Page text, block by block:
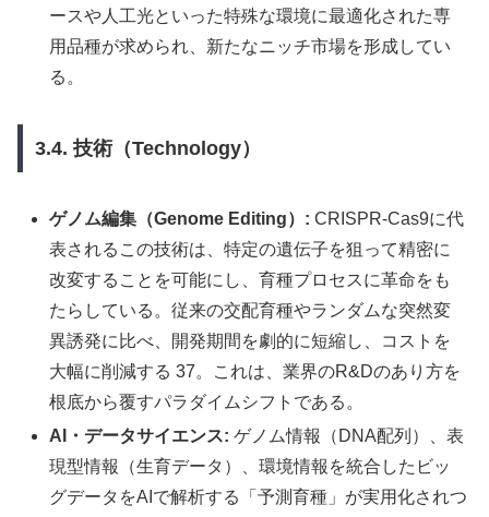
ースや人工光といった特殊な環境に最適化された専
用品種が求められ、新たなニッチ市場を形成してい
る。
3.4. 技術（Technology）
ゲノム編集（Genome Editing）: CRISPR-Cas9に代
表されるこの技術は、特定の遺伝子を狙って精密に
改変することを可能にし、育種プロセスに革命をも
たらしている。従来の交配育種やランダムな突然変
異誘発に比べ、開発期間を劇的に短縮し、コストを
大幅に削減する 37。これは、業界のR&Dのあり方を
根底から覆すパラダイムシフトである。
AI・データサイエンス: ゲノム情報（DNA配列）、表
現型情報（生育データ）、環境情報を統合したビッ
グデータをAIで解析する「予測育種」が実用化されつ